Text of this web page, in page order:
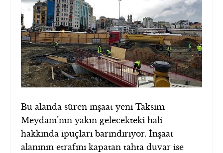
Bu alanda süren inşaat yeni Taksim
Meydanı’nın yakın gelecekteki hali
hakkında ipuçları barındırıyor. İnşaat
alanının etrafını kapatan tahta duvar ise